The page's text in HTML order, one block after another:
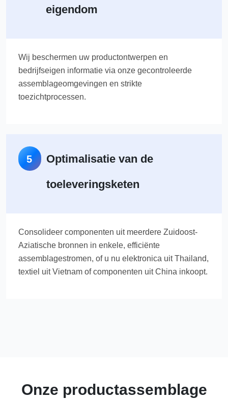
eigendom
Wij beschermen uw productontwerpen en
bedrijfseigen informatie via onze gecontroleerde
assemblageomgevingen en strikte
toezichtprocessen.
5
Optimalisatie van de
toeleveringsketen
Consolideer componenten uit meerdere Zuidoost-
Aziatische bronnen in enkele, efficiënte
assemblagestromen, of u nu elektronica uit Thailand,
textiel uit Vietnam of componenten uit China inkoopt.
Onze productassemblage